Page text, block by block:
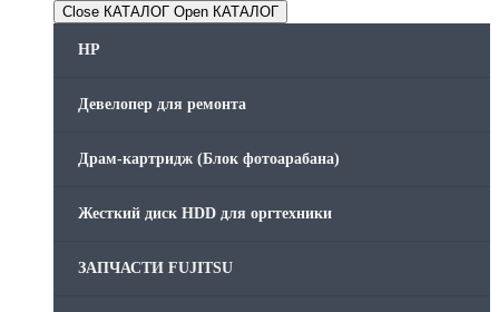
Close КАТАЛОГ Open КАТАЛОГ
HP
Девелопер для ремонта
Драм-картридж (Блок фотоарабана)
Жесткий диск HDD для оргтехники
ЗАПЧАСТИ FUJITSU